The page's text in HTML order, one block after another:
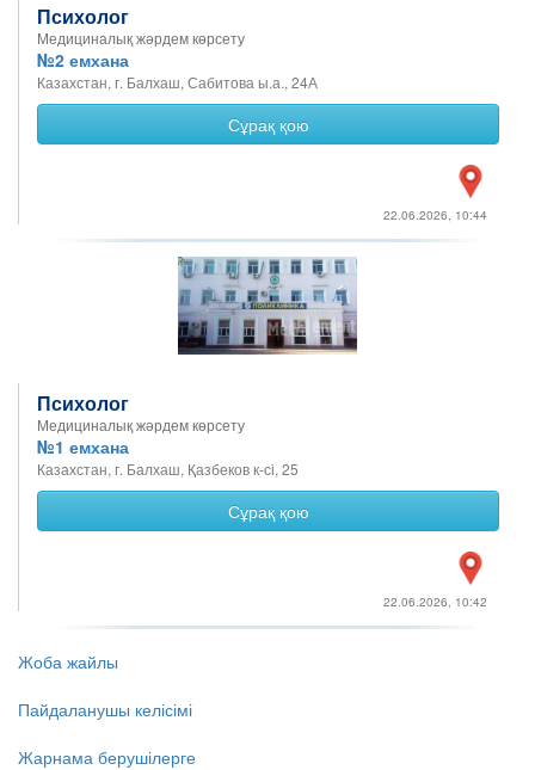
Психолог
Медициналық жәрдем көрсету
№2 емхана
Казахстан, г. Балхаш, Сабитова ы.а., 24А
Сұрақ қою
22.06.2026, 10:44
Психолог
Медициналық жәрдем көрсету
№1 емхана
Казахстан, г. Балхаш, Қазбеков к-сі, 25
Сұрақ қою
22.06.2026, 10:42
Жоба жайлы
Пайдаланушы келісімі
Жарнама берушілерге